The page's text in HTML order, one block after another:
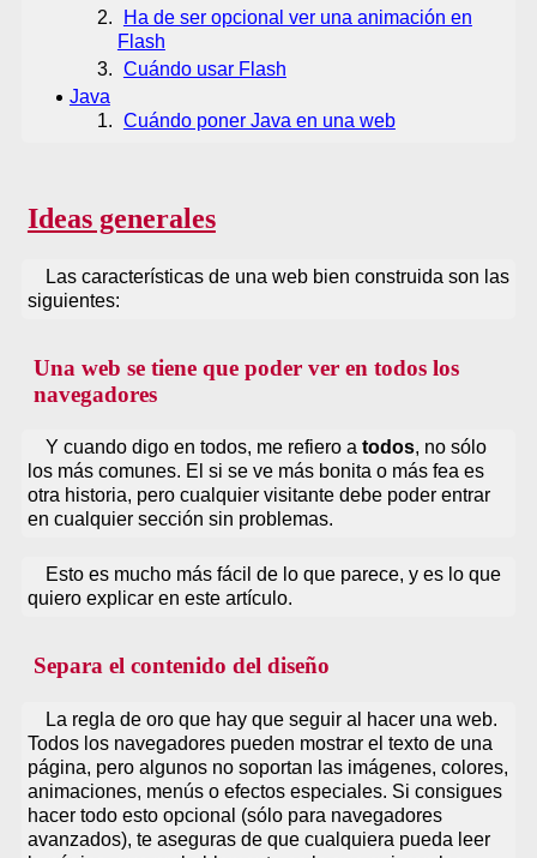
Ha de ser opcional ver una animación en
Flash
Cuándo usar Flash
Java
Cuándo poner Java en una web
Ideas generales
Las características de una web bien construida son las
siguientes:
Una web se tiene que poder ver en todoslos
navegadores
Y cuando digo en todos, me refiero a todos, no sólo
los más comunes. El si se ve más bonita o más fea es
otra historia, pero cualquier visitante debe poder entrar
en cualquier sección sin problemas.
Esto es mucho más fácil de lo que parece, y es lo que
quiero explicar en este artículo.
Separa el contenido del diseño
La regla de oro que hay que seguir al hacer una web.
Todos los navegadores pueden mostrar el texto de una
página, pero algunos no soportan las imágenes, colores,
animaciones, menús o efectos especiales. Si consigues
hacer todo esto opcional (sólo para navegadores
avanzados), te aseguras de que cualquiera pueda leer